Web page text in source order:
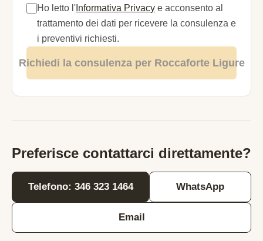
Ho letto l' Informativa Privacy e acconsento al
trattamento dei dati per ricevere la consulenza e
i preventivi richiesti.
Richiedi la consulenza per Roccaforte Ligure
Preferisce contattarci direttamente?
Telefono: 346 323 1464 WhatsApp
Email